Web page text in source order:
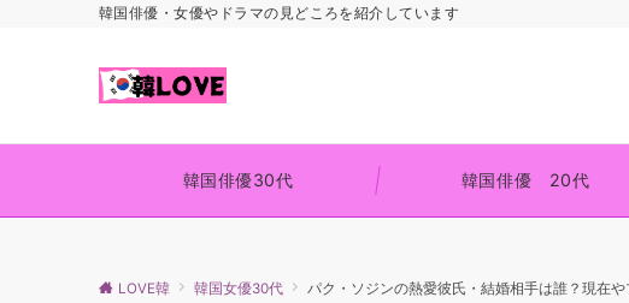
韓国俳優・女優やドラマの見どころを紹介しています
韓国俳優30代 韓国俳優 20代
LOVE韓 韓国女優30代 パク・ソジンの熱愛彼氏・結婚相手は誰？現在や